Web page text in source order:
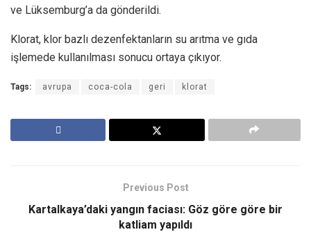
ve Lüksemburg’a da gönderildi.
Klorat, klor bazlı dezenfektanların su arıtma ve gıda
işlemede kullanılması sonucu ortaya çıkıyor.
Tags: avrupa coca-cola geri klorat
Previous Post
Kartalkaya’daki yangın faciası: Göz göre göre bir
katliam yapıldı